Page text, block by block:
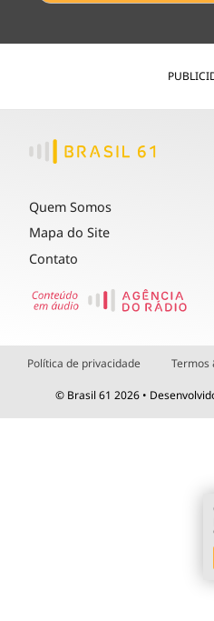
Quem Somos
Mapa do Site
Contato
Política de privacidade Termos
© Brasil 61 2026 •